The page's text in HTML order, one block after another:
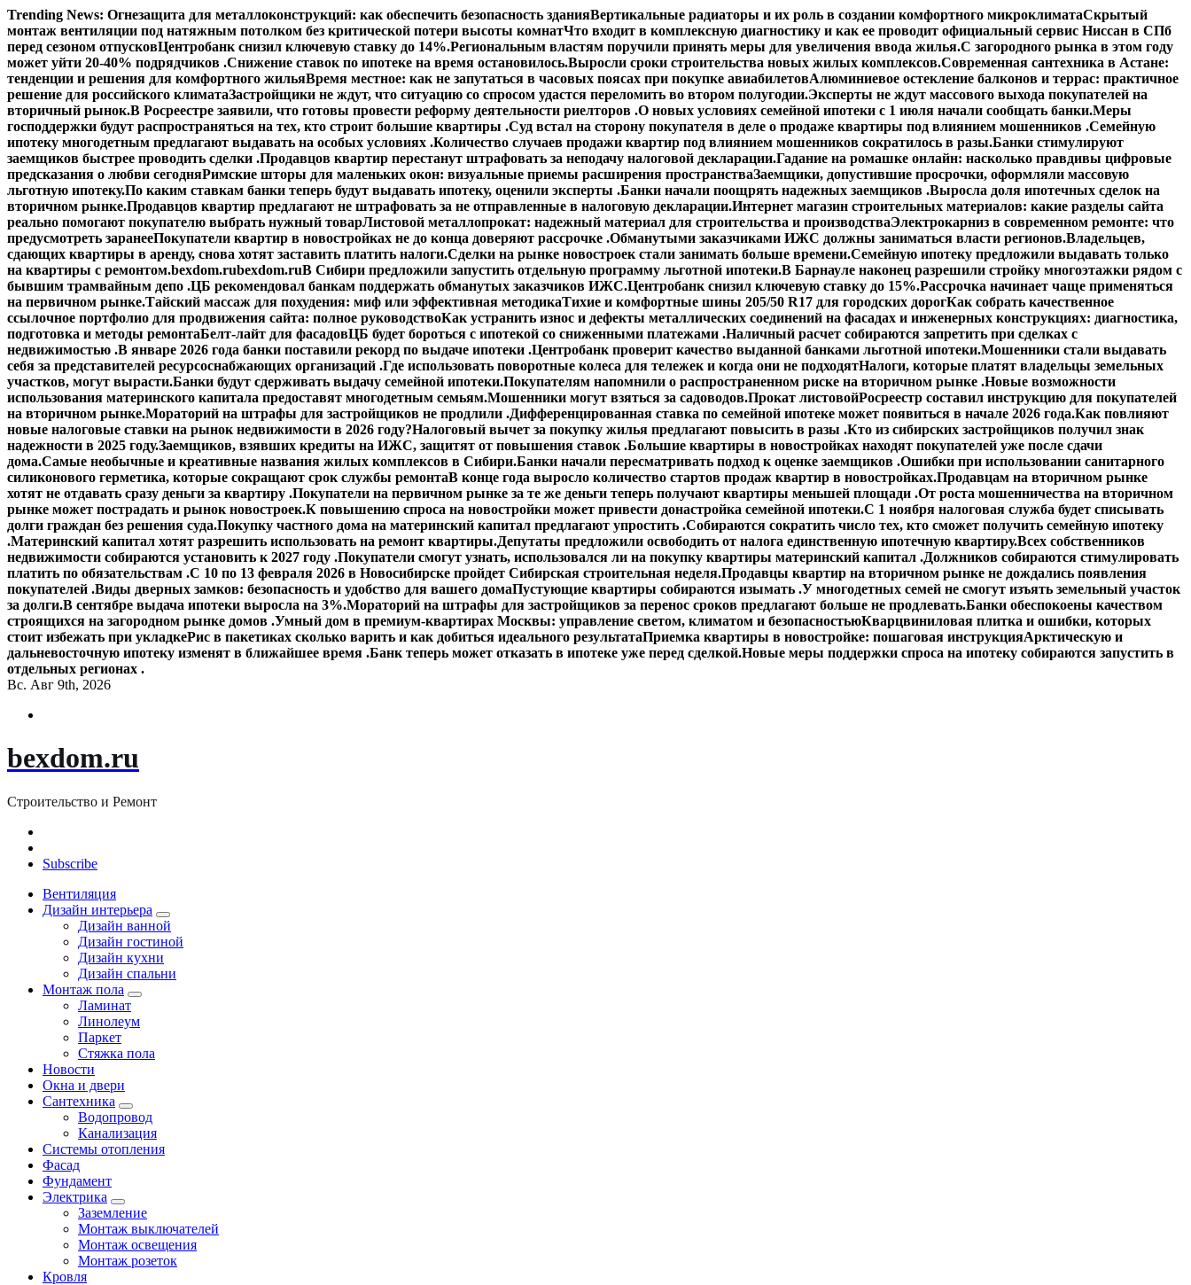
Перейти
к
содержимому
Trending News: Огнезащита для металлоконструкций: как обеспечить безопасность зданияВертикальные радиаторы и их роль в создании комфортного микроклиматаСкрытый
монтаж вентиляции под натяжным потолком без критической потери высоты комнатЧто входит в комплексную диагностику и как ее проводит официальный сервис Ниссан в СПб
перед сезоном отпусковЦентробанк снизил ключевую ставку до 14%.Региональным властям поручили принять меры для увеличения ввода жилья.С загородного рынка в этом году
может уйти 20-40% подрядчиков .Снижение ставок по ипотеке на время остановилось.Выросли сроки строительства новых жилых комплексов.Современная сантехника в Астане:
тенденции и решения для комфортного жильяВремя местное: как не запутаться в часовых поясах при покупке авиабилетовАлюминиевое остекление балконов и террас: практичное
решение для российского климатаЗастройщики не ждут, что ситуацию со спросом удастся переломить во втором полугодии.Эксперты не ждут массового выхода покупателей на
вторичный рынок.В Росреестре заявили, что готовы провести реформу деятельности риелторов .О новых условиях семейной ипотеки с 1 июля начали сообщать банки.Меры
господдержки будут распространяться на тех, кто строит большие квартиры .Суд встал на сторону покупателя в деле о продаже квартиры под влиянием мошенников .Семейную
ипотеку многодетным предлагают выдавать на особых условиях .Количество случаев продажи квартир под влиянием мошенников сократилось в разы.Банки стимулируют
заемщиков быстрее проводить сделки .Продавцов квартир перестанут штрафовать за неподачу налоговой декларации.Гадание на ромашке онлайн: насколько правдивы цифровые
предсказания о любви сегодняРимские шторы для маленьких окон: визуальные приемы расширения пространстваЗаемщики, допустившие просрочки, оформляли массовую
льготную ипотеку.По каким ставкам банки теперь будут выдавать ипотеку, оценили эксперты .Банки начали поощрять надежных заемщиков .Выросла доля ипотечных сделок на
вторичном рынке.Продавцов квартир предлагают не штрафовать за не отправленные в налоговую декларации.Интернет магазин строительных материалов: какие разделы сайта
реально помогают покупателю выбрать нужный товарЛистовой металлопрокат: надежный материал для строительства и производстваЭлектрокарниз в современном ремонте: что
предусмотреть заранееПокупатели квартир в новостройках не до конца доверяют рассрочке .Обманутыми заказчиками ИЖС должны заниматься власти регионов.Владельцев,
сдающих квартиры в аренду, снова хотят заставить платить налоги.Сделки на рынке новостроек стали занимать больше времени.Семейную ипотеку предложили выдавать только
на квартиры с ремонтом.bexdom.rubexdom.ruВ Сибири предложили запустить отдельную программу льготной ипотеки.В Барнауле наконец разрешили стройку многоэтажки рядом с
бывшим трамвайным депо .ЦБ рекомендовал банкам поддержать обманутых заказчиков ИЖС.Центробанк снизил ключевую ставку до 15%.Рассрочка начинает чаще применяться
на первичном рынке.Тайский массаж для похудения: миф или эффективная методикаТихие и комфортные шины 205/50 R17 для городских дорогКак собрать качественное
ссылочное портфолио для продвижения сайта: полное руководствоКак устранить износ и дефекты металлических соединений на фасадах и инженерных конструкциях: диагностика,
подготовка и методы ремонтаБелт-лайт для фасадовЦБ будет бороться с ипотекой со сниженными платежами .Наличный расчет собираются запретить при сделках с
недвижимостью .В январе 2026 года банки поставили рекорд по выдаче ипотеки .Центробанк проверит качество выданной банками льготной ипотеки.Мошенники стали выдавать
себя за представителей ресурсоснабжающих организаций .Где использовать поворотные колеса для тележек и когда они не подходятНалоги, которые платят владельцы земельных
участков, могут вырасти.Банки будут сдерживать выдачу семейной ипотеки.Покупателям напомнили о распространенном риске на вторичном рынке .Новые возможности
использования материнского капитала предоставят многодетным семьям.Мошенники могут взяться за садоводов.Прокат листовойРосреестр составил инструкцию для покупателей
на вторичном рынке.Мораторий на штрафы для застройщиков не продлили .Дифференцированная ставка по семейной ипотеке может появиться в начале 2026 года.Как повлияют
новые налоговые ставки на рынок недвижимости в 2026 году?Налоговый вычет за покупку жилья предлагают повысить в разы .Кто из сибирских застройщиков получил знак
надежности в 2025 году.Заемщиков, взявших кредиты на ИЖС, защитят от повышения ставок .Большие квартиры в новостройках находят покупателей уже после сдачи
дома.Самые необычные и креативные названия жилых комплексов в Сибири.Банки начали пересматривать подход к оценке заемщиков .Ошибки при использовании санитарного
силиконового герметика, которые сокращают срок службы ремонтаВ конце года выросло количество стартов продаж квартир в новостройках.Продавцам на вторичном рынке
хотят не отдавать сразу деньги за квартиру .Покупатели на первичном рынке за те же деньги теперь получают квартиры меньшей площади .От роста мошенничества на вторичном
рынке может пострадать и рынок новостроек.К повышению спроса на новостройки может привести донастройка семейной ипотеки.С 1 ноября налоговая служба будет списывать
долги граждан без решения суда.Покупку частного дома на материнский капитал предлагают упростить .Собираются сократить число тех, кто сможет получить семейную ипотеку
.Материнский капитал хотят разрешить использовать на ремонт квартиры.Депутаты предложили освободить от налога единственную ипотечную квартиру.Всех собственников
недвижимости собираются установить к 2027 году .Покупатели смогут узнать, использовался ли на покупку квартиры материнский капитал .Должников собираются стимулировать
платить по обязательствам .С 10 по 13 февраля 2026 в Новосибирске пройдет Сибирская строительная неделя.Продавцы квартир на вторичном рынке не дождались появления
покупателей .Виды дверных замков: безопасность и удобство для вашего домаПустующие квартиры собираются изымать .У многодетных семей не смогут изъять земельный участок
за долги.В сентябре выдача ипотеки выросла на 3%.Мораторий на штрафы для застройщиков за перенос сроков предлагают больше не продлевать.Банки обеспокоены качеством
строящихся на загородном рынке домов .Умный дом в премиум-квартирах Москвы: управление светом, климатом и безопасностьюКварцвиниловая плитка и ошибки, которых
стоит избежать при укладкеРис в пакетиках сколько варить и как добиться идеального результатаПриемка квартиры в новостройке: пошаговая инструкцияАрктическую и
дальневосточную ипотеку изменят в ближайшее время .Банк теперь может отказать в ипотеке уже перед сделкой.Новые меры поддержки спроса на ипотеку собираются запустить в
отдельных регионах .
Вс. Авг 9th, 2026
bexdom.ru
Строительство и Ремонт
Subscribe
Вентиляция
Дизайн интерьера
Дизайн ванной
Дизайн гостиной
Дизайн кухни
Дизайн спальни
Монтаж пола
Ламинат
Линолеум
Паркет
Стяжка пола
Новости
Окна и двери
Сантехника
Водопровод
Канализация
Системы отопления
Фасад
Фундамент
Электрика
Заземление
Монтаж выключателей
Монтаж освещения
Монтаж розеток
Кровля